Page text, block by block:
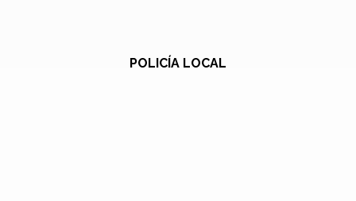
POLICÍA LOCAL